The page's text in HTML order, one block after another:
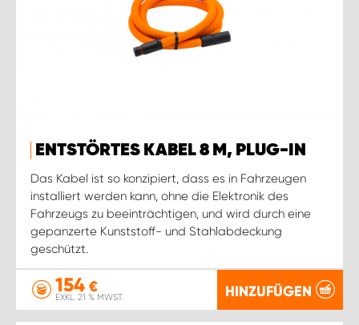
ENTSTÖRTES KABEL 8 M, PLUG-IN
Das Kabel ist so konzipiert, dass es in Fahrzeugen
installiert werden kann, ohne die Elektronik des
Fahrzeugs zu beeinträchtigen, und wird durch eine
gepanzerte Kunststoff- und Stahlabdeckung
geschützt.
154 €
EXKL. 21 % MWST. HINZUFÜGEN